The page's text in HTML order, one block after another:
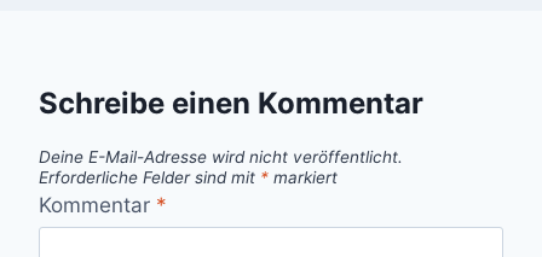
Schreibe einen Kommentar
Deine E-Mail-Adresse wird nicht veröffentlicht.
Erforderliche Felder sind mit * markiert
Kommentar *